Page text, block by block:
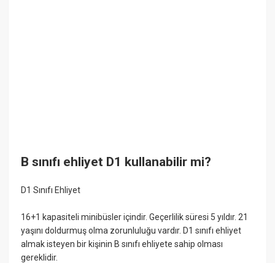
B sınıfı ehliyet D1 kullanabilir mi?
D1 Sınıfı Ehliyet
16+1 kapasiteli minibüsler içindir. Geçerlilik süresi 5 yıldır. 21
yaşını doldurmuş olma zorunluluğu vardır. D1 sınıfı ehliyet
almak isteyen bir kişinin B sınıfı ehliyete sahip olması
gereklidir.